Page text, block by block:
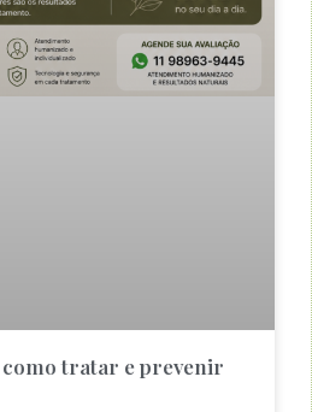
como tratar e prevenir